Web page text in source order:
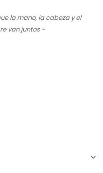
la mano, la cabeza y el
van juntos -
